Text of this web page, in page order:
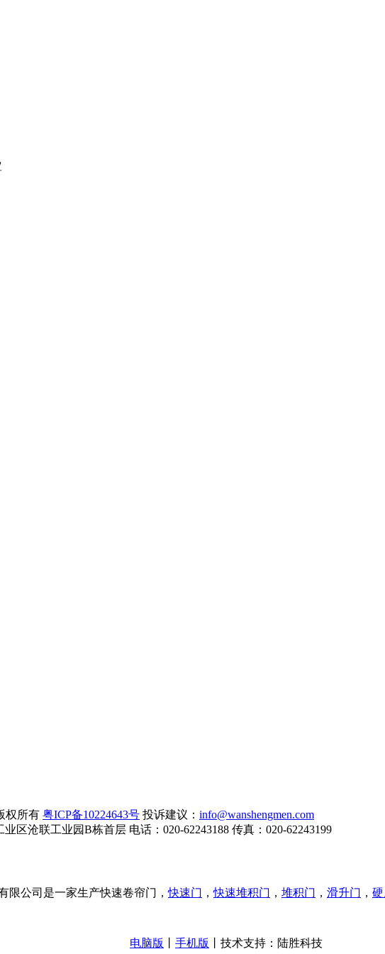
权所有 粤ICP备10224643号 投诉建议： info@wanshengmen.com
区沧联工业园B栋首层 电话：020-62243188 传真：020-62243199
限公司是一家生产快速卷帘门，快速门 ，快速堆积门 ， 堆积门 ， 滑升门 ，
电脑版 手机版 丨技术支持：陆胜科技